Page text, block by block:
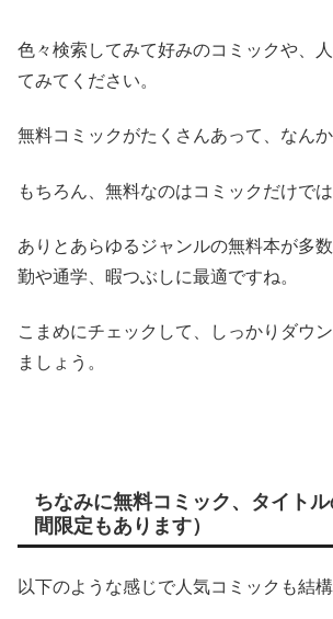
色々検索してみて好みのコミックや、
てみてください。
無料コミックがたくさんあって、なんか
もちろん、無料なのはコミックだけでは
ありとあらゆるジャンルの無料本が多
勤や通学、暇つぶしに最適ですね。
こまめにチェックして、しっかりダウ
ましょう。
ちなみに無料コミック、タイト
間限定もあります）
以下のような感じで人気コミックも結構